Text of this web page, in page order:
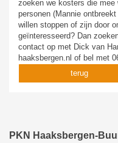
zoeken we kosters die
personen (Mannie
willen stoppen of zijn door
geïnteresseerd? Dan
contact op met Dick van
haaksbergen.nl of bel met
terug
PKN Haaksbergen-